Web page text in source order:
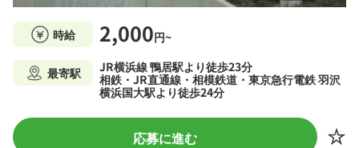
時給 2,000円~
最寄駅
JR横浜線 鴨居駅より徒歩23分
相鉄・JR直通線・相模鉄道・東京急行電鉄 羽沢
横浜国大駅より徒歩24分
応募に進む